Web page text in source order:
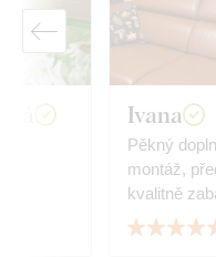
Ivana
Pěkný
montáž,
kvalitně